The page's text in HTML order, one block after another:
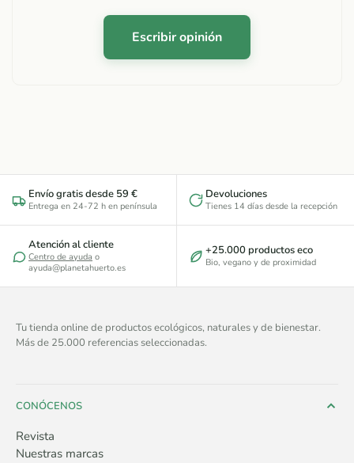
Escribir opinión
Envío gratis desde 59 €
Entrega en 24-72 h en península
Devoluciones
Tienes 14 días desde la recepción
Atención al cliente
Centro de ayuda o
ayuda@planetahuerto.es
+25.000 productos eco
Bio, vegano y de proximidad
Tu tienda online de productos ecológicos, naturales y de bienestar.
Más de 25.000 referencias seleccionadas.
CONÓCENOS
Revista
Nuestras marcas